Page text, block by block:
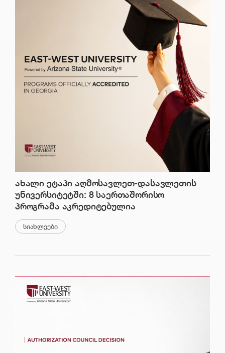
ახალი ეტაპი აღმოსავლეთ-დასავლეთის
უნივერსიტეტში: 8 საერთაშორისო
პროგრამა აკრედიტებულია
სიახლეები